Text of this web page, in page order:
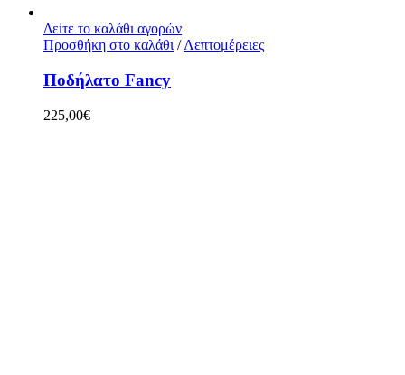
Δείτε το καλάθι αγορών
Προσθήκη στο καλάθι / Λεπτομέρειες
Ποδήλατο Fancy
225,00€